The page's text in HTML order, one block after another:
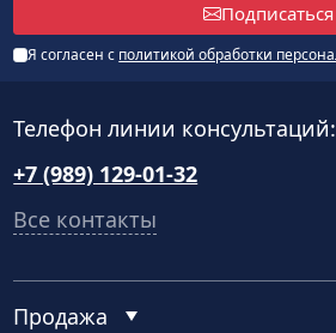
Подписаться
Я согласен с политикой обработки
Телефон линии консультаций:
+7 (989) 129-01-32
Все контакты
Продажа